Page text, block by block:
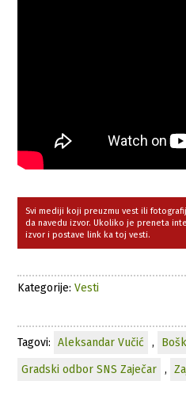
Svi mediji koji preuzmu vest ili
da navedu izvor. Ukoliko je preneta
izvor i postave link ka toj vesti.
Kategorije:Vesti
Tagovi: Aleksandar Vučić ,
Gradski odbor SNS Zaječar
,